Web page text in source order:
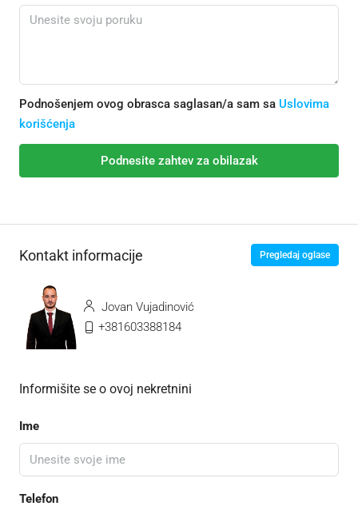
Podnošenjem ovog obrasca saglasan/a sam sa Uslovima
korišćenja
Podnesite zahtev za obilazak
Kontakt informacije Pregledaj oglase
Jovan Vujadinović
+381603388184
Informišite se o ovoj nekretnini
Ime
Telefon